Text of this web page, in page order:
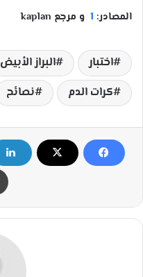
المصادر: 1 و مرجع kaplan
اختبار البراز الأبيض
كرات الدم
نصائح